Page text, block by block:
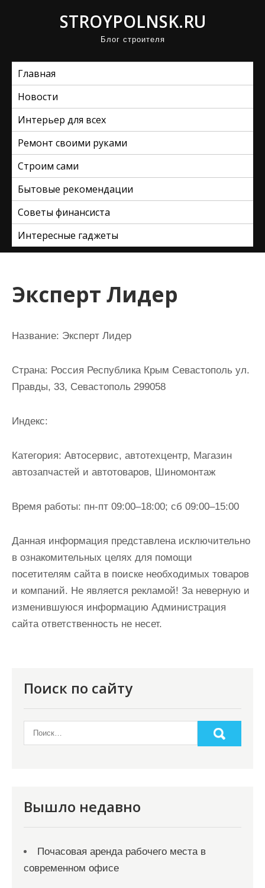
STROYPOLNSK.RU
Блог строителя
Главная
Новости
Интерьер для всех
Ремонт своими руками
Строим сами
Бытовые рекомендации
Советы финансиста
Интересные гаджеты
Эксперт Лидер
Название: Эксперт Лидер
Страна: Россия Республика Крым Севастополь ул.
Правды, 33, Севастополь 299058
Индекс:
Категория: Автосервис, автотехцентр, Магазин
автозапчастей и автотоваров, Шиномонтаж
Время работы: пн-пт 09:00–18:00; сб 09:00–15:00
Данная информация представлена исключительно
в ознакомительных целях для помощи
посетителям сайта в поиске необходимых товаров
и компаний. Не является рекламой! За неверную и
изменившуюся информацию Администрация
сайта ответственность не несет.
Поиск по сайту
Вышло недавно
Почасовая аренда рабочего места в
современном офисе